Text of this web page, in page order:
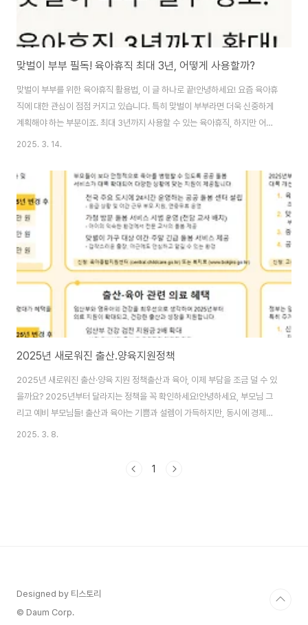
맞벌이 부부 필독! 육아휴직 최대 3년, 어떻게 사용할까?
맞벌이 부부를 위한 육아휴직 활용법, 이 글 하나로 끝!안녕하세요! 요즘 육아휴
직에 대한 관심이 점점 커지고 있습니다. 특히 맞벌이 부부라면 더욱 신중하게
계획해야 하는 부분이죠. 최대 3년까지 사용할 수 있는 육아휴직, 하지만 어떻
게 활용하느냐에 따라 그 가치는 완전히 달라질 수 있습니다. 이번 글에서는 맞
니다. 육아휴직을 제대로 활용하면, 일과 가정을 균형 있게 유지할 수 있습니다.
그럼 지금부터 함께 살펴보겠습니다!육아휴직 기간최대 3년까지 사용 가능! 부
부가 나눠 사용 가능할까?급여 지원육아휴직급여는 얼마나 받을 수 있을까?육
아휴직은 맞벌이 부부에게 꼭 필요한 제도입니다. 하지만 많은 분들이 어떻게
활용해야 할지 고민하곤 하죠...
2025. 3. 14.
2025년 새로워진 출산.양육지원정책
2025년 새로워진 출산·양육 지원 정책출산과 육아, 이제 부담을 조금 덜 수 있
을까요? 2025년부터 달라지는 정책을 꼭 확인하세요!안녕하세요, 부모님 그
리고 예비 부모님들! 출산과 육아는 기쁨과 설렘이 가득하지만, 동시에 경제적
부담도 적지 않죠. 다행히 2025년부터는 정부의 출산·양육 지원 정책이 한층
택이 늘어난다고 하는데요. 이번 글에서는 2025년에 달라지는 주요 정책을
2025. 3. 8.
1
Designed by 티스토리
© Daum Corp.